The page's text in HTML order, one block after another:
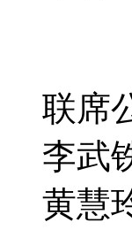
联席
李武
黄慧